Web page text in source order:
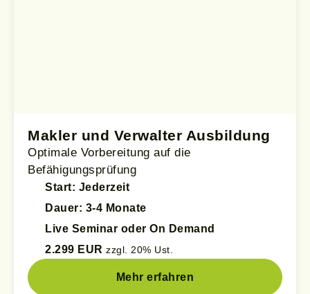
Makler und Verwalter Ausbildung
Optimale Vorbereitung auf die
Befähigungsprüfung
Start: Jederzeit
Dauer: 3-4 Monate
Live Seminar oder On Demand
2.299 EUR zzgl. 20% Ust.
Mehr erfahren